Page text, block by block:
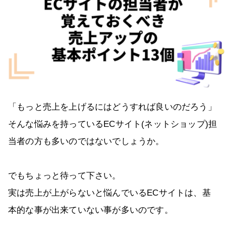
「もっと売上を上げるにはどうすれば良いのだろう」
そんな悩みを持っているECサイト(ネットショップ)担
当者の方も多いのではないでしょうか。
でもちょっと待って下さい。
実は売上が上がらないと悩んでいるECサイトは、基
本的な事が出来ていない事が多いのです。